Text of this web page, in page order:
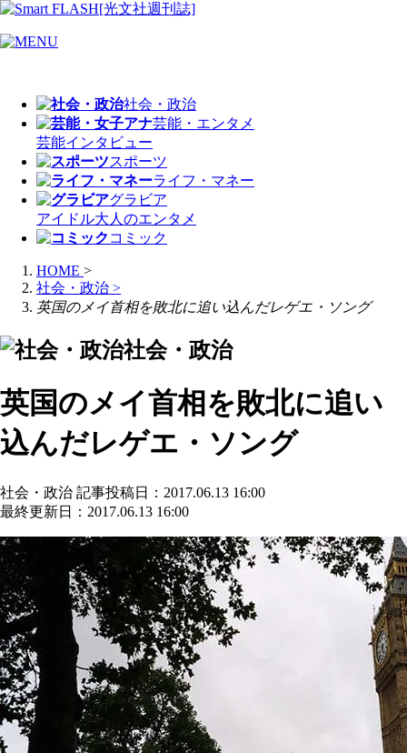
社会・政治
芸能・エンタメ
芸能インタビュー
スポーツ
ライフ・マネー
グラビア
アイドル大人のエンタメ
コミック
HOME >
社会・政治 >
英国のメイ首相を敗北に追い込んだレゲエ・ソング
社会・政治
英国のメイ首相を敗北に追い
込んだレゲエ・ソング
社会・政治 記事投稿日：2017.06.13 16:00
最終更新日：2017.06.13 16:00